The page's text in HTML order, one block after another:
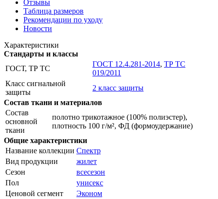
Отзывы
Таблица размеров
Рекомендации по уходу
Новости
Характеристики
Стандарты и классы
ГОСТ, ТР ТС
ГОСТ 12.4.281-2014, ТР ТС
019/2011
Класс сигнальной
защиты
2 класс защиты
Состав ткани и материалов
Состав
основной
ткани
полотно трикотажное (100% полиэстер),
плотность 100 г/м², ФД (формоудержание)
Общие характеристики
Название коллекции Спектр
Вид продукции
жилет
Сезон
всесезон
Пол
унисекс
Ценовой сегмент
Эконом